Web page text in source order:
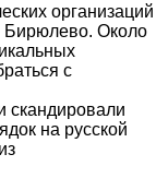
организаций
Бирюлево. Около
с
скандировали
на русской